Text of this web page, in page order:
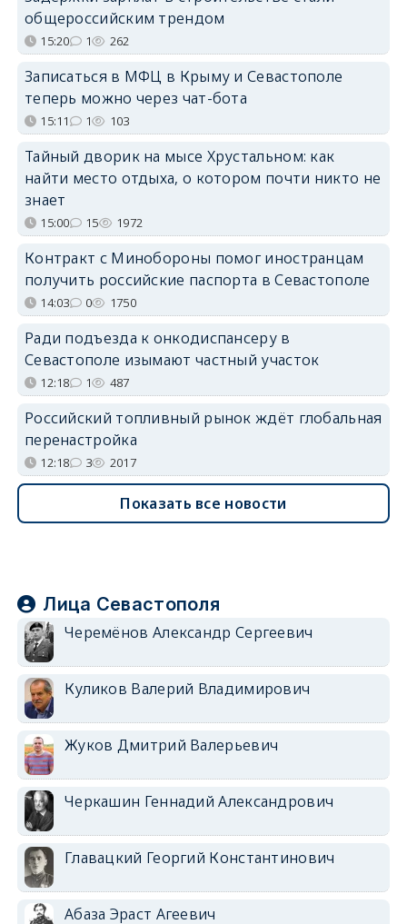
общероссийским трендом
15:20 1 262
Записаться в МФЦ в Крыму и Севастополе
теперь можно через чат-бота
15:11 1 103
Тайный дворик на мысе Хрустальном: как
найти место отдыха, о котором почти никто не
знает
15:00 15 1972
Контракт с Минобороны помог иностранцам
получить российские паспорта в Севастополе
14:03 0 1750
Ради подъезда к онкодиспансеру в
Севастополе изымают частный участок
12:18 1 487
Российский топливный рынок ждёт глобальная
перенастройка
12:18 3 2017
Показать все новости
Лица Севастополя
Черемёнов Александр Сергеевич
Куликов Валерий Владимирович
Жуков Дмитрий Валерьевич
Черкашин Геннадий Александрович
Главацкий Георгий Константинович
Абаза Эраст Агеевич